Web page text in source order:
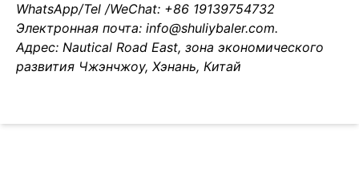
WhatsApp/Tel /WeChat: +86 19139754732
Электронная почта: info@shuliybaler.com.
Адрес: Nautical Road East, зона экономического
развития Чжэнчжоу, Хэнань, Китай